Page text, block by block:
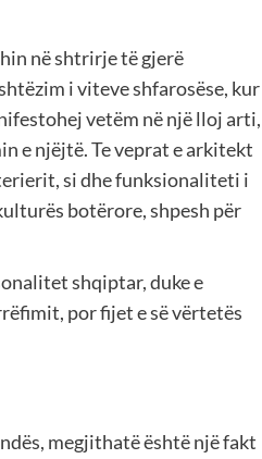
në shtrirje të gjerë
i viteve shfarosëse, kur
vetëm në një lloj arti,
e njëjtë. Te veprat e arkitekt
si dhe funksionaliteti i
botërore, shpesh për
shqiptar, duke e
por fijet e së vërtetës
megjithatë është një fakt